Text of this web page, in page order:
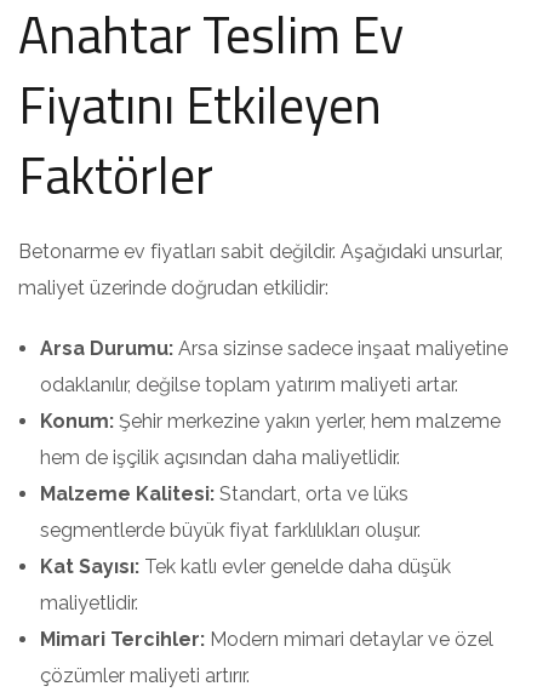
Anahtar Teslim Ev
Fiyatını Etkileyen
Faktörler
Betonarme ev fiyatları sabit değildir. Aşağıdaki unsurlar,
maliyet üzerinde doğrudan etkilidir:
Arsa Durumu: Arsa sizinse sadece inşaat maliyetine
odaklanılır, değilse toplam yatırım maliyeti artar.
Konum: Şehir merkezine yakın yerler, hem malzeme
hem de işçilik açısından daha maliyetlidir.
Malzeme Kalitesi: Standart, orta ve lüks
segmentlerde büyük fiyat farklılıkları oluşur.
Kat Sayısı: Tek katlı evler genelde daha düşük
maliyetlidir.
Mimari Tercihler: Modern mimari detaylar ve özel
çözümler maliyeti artırır.